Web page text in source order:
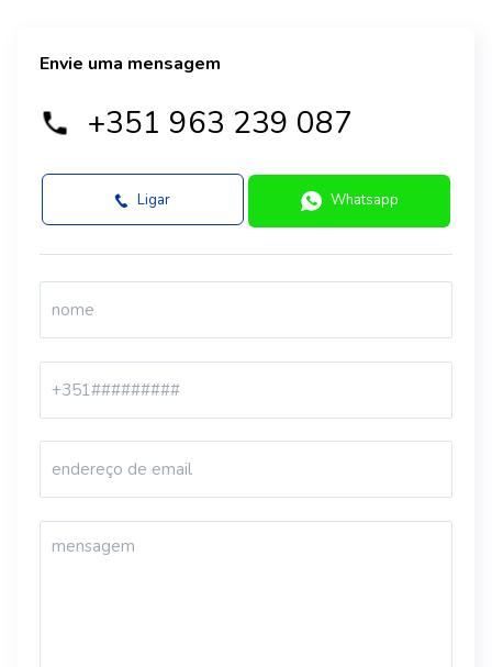
Envie uma mensagem
+351 963 239 087
Ligar Whatsapp